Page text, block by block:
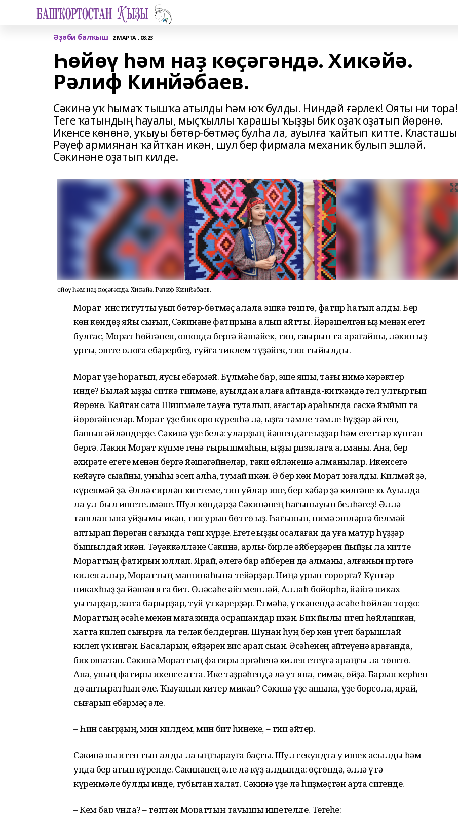
Әҙәби балҡыш 2 МАРТА , 08:23
Һөйөү һәм наҙ көҫәгәндә. Хикәйә.
Рәлиф Кинйәбаев.
Сәкинә уҡ һымаҡ тышҡа атылды һәм юҡ булды. Ниндәй ғәрлек! Ояты ни тора!
Теге ҡатындың һауалы, мыҫҡыллы ҡарашы ҡыҙҙы бик оҙаҡ оҙатып йөрөнө.
Икенсе көнөнә, уҡыуы бөтөр-бөтмәҫ булһа ла, ауылға ҡайтып китте. Класташы
Рәүеф армиянан ҡайтҡан икән, шул бер фирмала механик булып эшләй.
Сәкинәне оҙатып килде.
Һөйөү һәм наҙ көҫәгәндә. Хикәйә. Рәлиф Кинйәбаев.
Морат институтты уҡып бөтөр-бөтмәҫ ҡалала эшкә төштө, фатир һатып алды. Бер
көн көндөҙ яйы сығып, Сәкинәне фатирына алып ҡайтты. Йәрәшелгән ҡыҙ менән егет
булғас, Морат һөйгәнен, ошонда бергә йәшәйек, тип, саҡырып та ҡарағайны, ләкин ҡыҙ
ҡурҡты, эште олоға ебәрербеҙ, туйға тиклем түҙәйек, тип тыйылды.
Морат үҙе һоратып, яусы ебәрмәй. Бүлмәһе бар, эше яҡшы, тағы нимә кәрәктер
инде? Былай ҡыҙҙы ситкә типмәне, ауылдан ҡалаға ҡайтҡанда-киткәндә гел ултыртып
йөрөнө. Ҡайтҡан саҡта Шишмәле тауға туҡталып, ағастар араһында сәскә йыйып та
йөрөгәйнеләр. Морат үҙе бик ҡоро күренһә лә, ҡыҙға тәмле-тәмле һүҙҙәр әйтеп,
башын әйләндерҙе. Сәкинә үҙе белә: уларҙың йәшендәге ҡыҙҙар һәм егеттәр күптән
бергә. Ләкин Морат күпме генә тырышмаһын, ҡыҙҙы ризалата алманы. Ана, бер
әхирәте егете менән бергә йәшәгәйнеләр, тәки өйләнешә алманылар. Икенсегә
кейәүгә сыҡҡайны, уныһы эсеп алһа, туҡмай икән. Ә бер көн Морат юғалды. Килмәй ҙә,
күренмәй ҙә. Әллә сирләп киттеме, тип уйлар ине, бер хәбәр ҙә килгәне юҡ. Ауылда
ла ул-был ишетелмәне. Шул көндәрҙә Сәкинәнең һағыныуын белһәгеҙ! Әллә
ташлап ҡына ҡуйҙымы икән, тип ҡурҡып бөттө ҡыҙ. Һағынып, нимә эшләргә белмәй
аптырап йөрөгән сағында төш күрҙе. Егете ҡыҙҙы ҡосаҡлаған да уға матур һүҙҙәр
бышылдай икән. Тәүәккәлләне Сәкинә, арлы-бирле әйберҙәрен йыйҙы ла китте
Мораттың фатирын юллап. Ярай, әлегә бар әйберен дә алманы, ҡалғанын иртәгә
килеп алыр, Мораттың машинаһына тейәрҙәр. Ниңә ҡурҡып торорға? Күптәр
никахһыҙ ҙа йәшәп ята бит. Өләсәһе әйтмешләй, Аллаһ бойорһа, йәйгә никах
уҡытырҙар, загсҡа барырҙар, туй үткәрерҙәр. Етмәһә, үткәнендә әсәһе һөйләп торҙо:
Мораттың әсәһе менән магазинда осрашҡандар икән. Бик йылы итеп һөйләшкән,
хатта килеп сығырға ла теләк белдергән. Шунан һуң бер көн үтеп барышлай
килеп үк ингән. Баҡсаларын, өйҙәрен вис ҡарап сыҡҡан. Әсәһенең әйтеүенә ҡарағанда,
бик оҡшатҡан. Сәкинә Мораттың фатиры эргәһенә килеп етеүгә ҡараңғы ла төштө.
Ана, уның фатиры икенсе ҡатта. Ике тәҙрәһендә лә ут яна, тимәк, өйҙә. Барып керһен
дә аптыратһын әле. Ҡыуанып китер микән? Сәкинә үҙе ашҡына, үҙе борсола, ярай,
сығарып ебәрмәҫ әле.
– Һин саҡырҙың, мин килдем, мин бит һинеке, – тип әйтер.
Сәкинә ныҡ итеп тын алды ла ҡыңғырауға баҫты. Шул секундта уҡ ишек асылды һәм
унда бер ҡатын күренде. Сәкинәнең әле лә күҙ алдында: өҫтөндә, әллә үтә
күренмәле булды инде, тубыҡтан халат. Сәкинә үҙе лә һиҙмәҫтән артҡа сигенде.
– Кем бар унда? – төптән Мораттың тауышы ишетелде. Тегеһе: